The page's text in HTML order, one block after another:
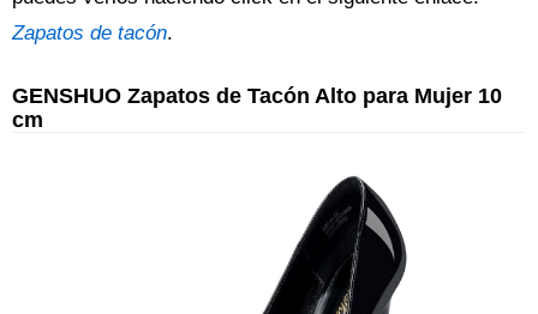
Zapatos de tacón.
GENSHUO Zapatos de Tacón Alto para Mujer 10
cm